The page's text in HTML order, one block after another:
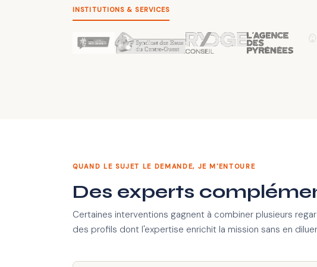
INSTITUTIONS & SERVICES
QUAND LE SUJET LE DEMANDE, JE M'ENTOURE
Des experts
Certaines interventions gagnent à combiner plusieurs
des profils dont l'expertise enrichit la mission sans en